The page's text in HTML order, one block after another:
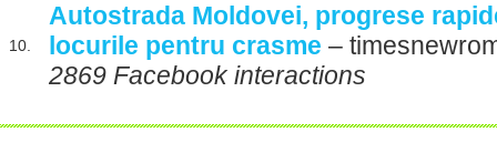
10.
Autostrada Moldovei, progrese
locurile pentru crasme –
2869 Facebook interactions